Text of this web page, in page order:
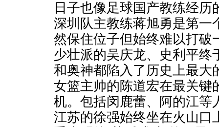
日子也像足球国产教练经
深圳队主教练蒋旭勇是第一
然保住位子但始终难以打破
少壮派的吴庆龙、史利平终
和奥神都陷入了历史上最大
女篮主帅的陈道宏在最关键
机。包括闵鹿蕾、阿的江等
江苏的徐强始终坐在火山口